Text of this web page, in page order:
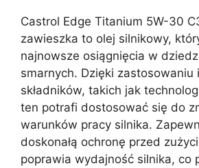
Castrol Edge Titanium 5W-30
zawieszka to olej silnikowy,
najnowsze osiągnięcia w
smarnych. Dzięki zastosowaniu
składników, takich jak
ten potrafi dostosować się do
warunków pracy silnika.
doskonałą ochronę przed
poprawia wydajność silnika, co